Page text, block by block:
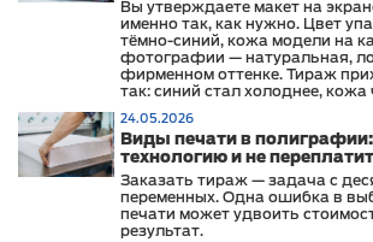
Вы утверждаете макет на
именно так, как нужно. Цвет
тёмно-синий, кожа модели на
фотографии — натуральная,
фирменном оттенке. Тираж
так: синий стал холоднее, кожа
офисных материалах.
24.05.2026
Виды печати в
технологию и не
Заказать тираж — задача с
переменных. Одна ошибка в
печати может удвоить
результат.